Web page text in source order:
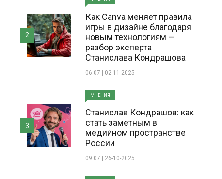
Как Canva меняет правила
игры в дизайне благодаря
новым технологиям —
разбор эксперта
Станислава Кондрашова
06:07 | 02-11-2025
2
МНЕНИЯ
Станислав Кондрашов: как
стать заметным в
медийном пространстве
России
09:07 | 26-10-2025
3